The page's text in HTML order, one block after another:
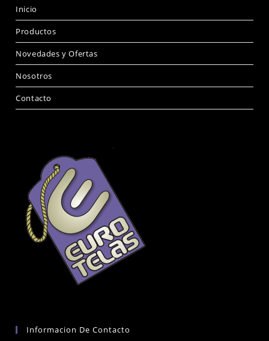
Inicio
Productos
Novedades y Ofertas
Nosotros
Contacto
Informacion De Contacto